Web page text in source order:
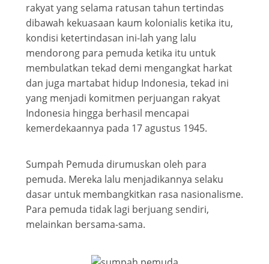
rakyat yang selama ratusan tahun tertindas
dibawah kekuasaan kaum kolonialis ketika itu,
kondisi ketertindasan ini-lah yang lalu
mendorong para pemuda ketika itu untuk
membulatkan tekad demi mengangkat harkat
dan juga martabat hidup Indonesia, tekad ini
yang menjadi komitmen perjuangan rakyat
Indonesia hingga berhasil mencapai
kemerdekaannya pada 17 agustus 1945.
Sumpah Pemuda dirumuskan oleh para
pemuda. Mereka lalu menjadikannya selaku
dasar untuk membangkitkan rasa nasionalisme.
Para pemuda tidak lagi berjuang sendiri,
melainkan bersama-sama.